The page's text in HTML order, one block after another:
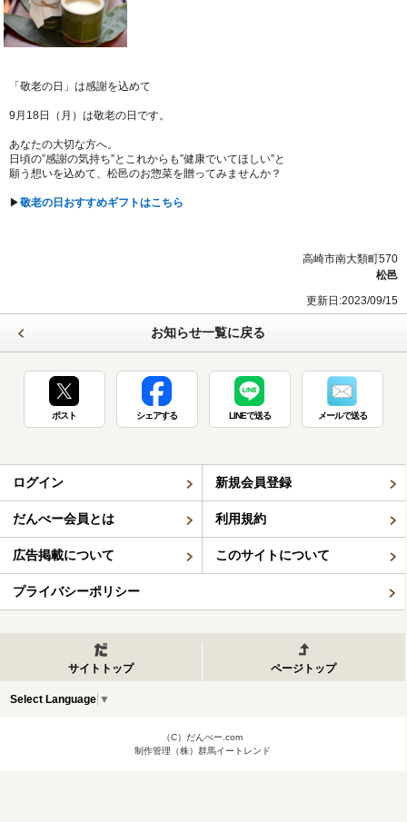
「敬老の日」は感謝を込めて
9月18日（月）は敬老の日です。
あなたの大切な方へ。
日頃の”感謝の気持ち”とこれからも”健康でいてほしい”と
願う想いを込めて、松邑のお惣菜を贈ってみませんか？
▶敬老の日おすすめギフトはこちら
高崎市南大類町570
松邑
更新日:2023/09/15
お知らせ一覧に戻る
ポスト シェアする LINEで送る メールで送る
ログイン 新規会員登録
だんべー会員とは 利用規約
広告掲載について このサイトについて
プライバシーポリシー
サイトトップ ページトップ
Select Language ▼
（C）だんべー.com
制作管理（株）群馬イートレンド